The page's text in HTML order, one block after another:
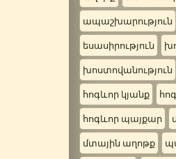
ապաշխարություն
եսասիրություն
խոստովանություն
հոգևոր կյանք
հոգևոր պայքար
մտային աղոթք